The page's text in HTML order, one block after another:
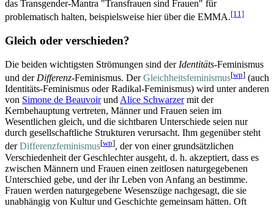
das Transgender-Mantra "Transfrauen sind Frauen" für
problematisch halten, beispielsweise hier über die EMMA.[11]
Gleich oder verschieden?
Die beiden wichtigsten Strömungen sind der Identitäts-Feminismus
und derDifferenz-Feminismus. DerGleichheitsfeminismus[wp] (auch
Identitäts-Feminismus oder Radikal-Feminismus) wird unter anderen
von Simone de BeauvoirundAlice Schwarzermit der
Kernbehauptung vertreten, Männer und Frauen seien im
Wesentlichen gleich, und die sichtbaren Unterschiede seien nur
durch gesellschaftliche Strukturen verursacht. Ihm gegenüber steht
derDifferenz­feminismus[wp], der von einer grund­sätzlichen
Verschiedenheit der Geschlechter ausgeht, d. h. akzeptiert, dass es
zwischen Männern und Frauen einen zeitlosen natur­gegebenen
Unterschied gebe, und der ihr Leben von Anfang an bestimme.
Frauen werden natur­gegebene Wesenszüge nachgesagt, die sie
unabhängig von Kultur und Geschichte gemeinsam hätten. Oft